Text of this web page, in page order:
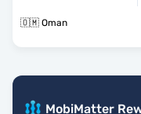
🇴🇲 Oman
MobiMatter